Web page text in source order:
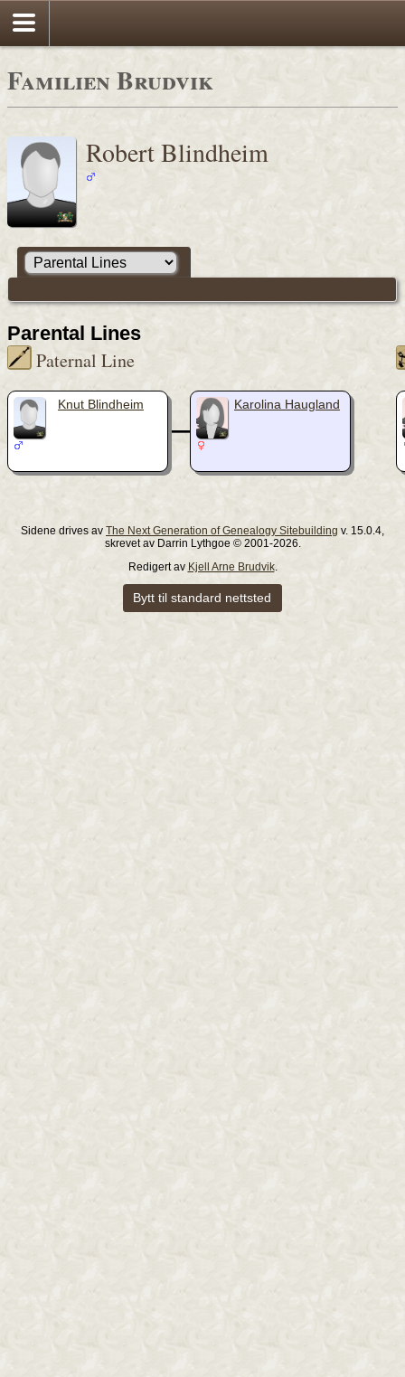
Familien Brudvik
Robert Blindheim
Parental Lines
Paternal Line
Knut Blindheim _ Karolina Haugland
Sidene drives av The Next Generation of Genealogy Sitebuilding v. 15.0.4,
skrevet av Darrin Lythgoe © 2001-2026.
Redigert av Kjell Arne Brudvik.
Bytt til standard nettsted